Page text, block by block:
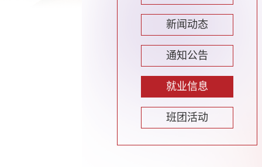
新闻动态
通知公告
就业信息
班团活动